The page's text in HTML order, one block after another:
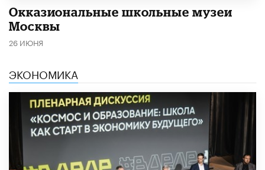
​Окказиональные школьные музеи
Москвы
26 ИЮНЯ
ЭКОНОМИКА